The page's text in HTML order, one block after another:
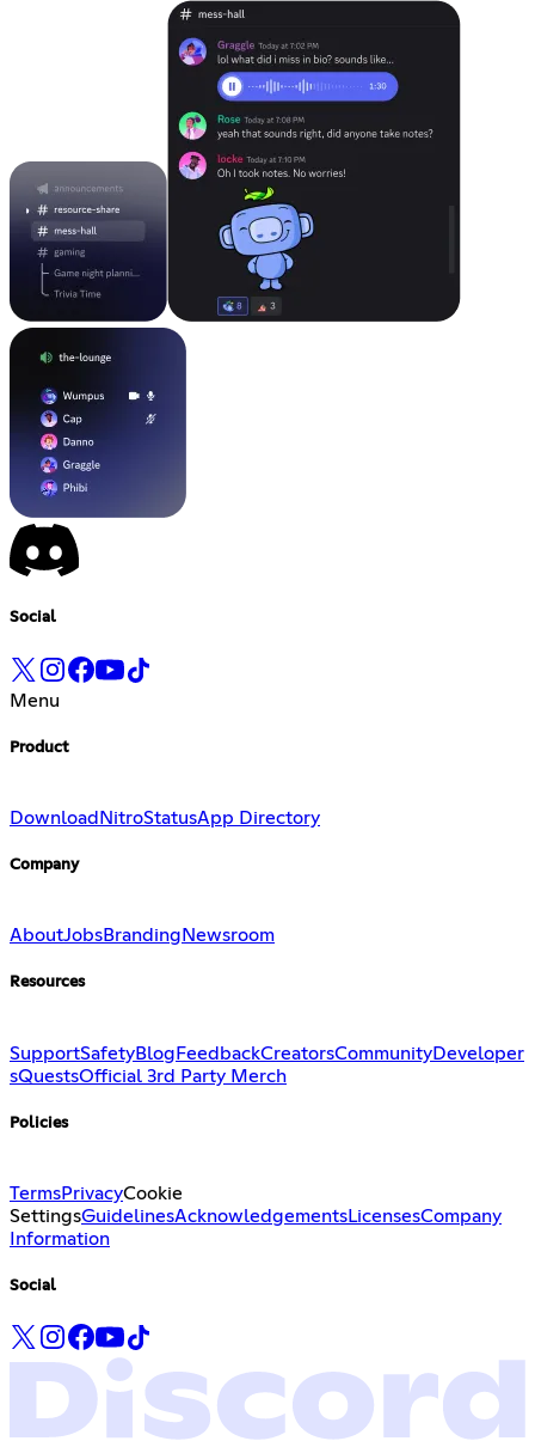
Social
Menu
Product
Download NitroStatusApp Directory
Company
AboutJobsBranding Newsroom
Resources
SupportSafetyBlogFeedbackCreatorsCommunityDeveloper
sQuestsOfficial 3rd Party Merch
Policies
TermsPrivacyCookie
SettingsGuidelinesAcknowledgementsLicensesCompany
Information
Social